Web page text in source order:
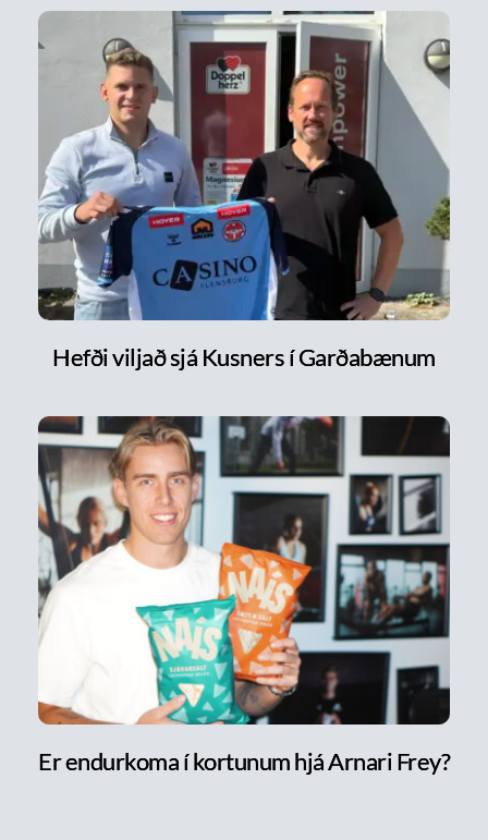
Hefði viljað sjá Kusners í Garðabænum
Er endurkoma í kortunum hjá Arnari Frey?